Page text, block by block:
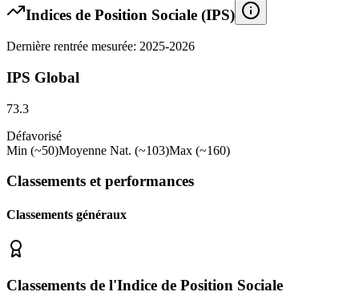
Indices de Position Sociale (IPS)
Dernière rentrée mesurée: 2025-2026
IPS Global
73.3
Défavorisé
Min (~50)Moyenne Nat. (~103)Max (~160)
Classements et performances
Classements généraux
Classements de l'Indice de Position Sociale